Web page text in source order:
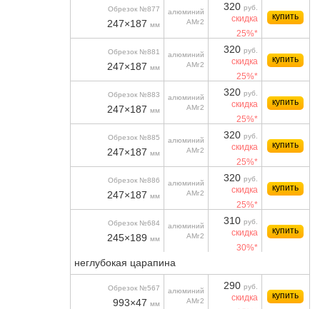
Обрезок №877
247×187 мм
алюминий
АМг2
320 руб.
скидка
25%*
купить
Обрезок №881
247×187 мм
алюминий
АМг2
320 руб.
скидка
25%*
купить
Обрезок №883
247×187 мм
алюминий
АМг2
320 руб.
скидка
25%*
купить
Обрезок №885
247×187 мм
алюминий
АМг2
320 руб.
скидка
25%*
купить
Обрезок №886
247×187 мм
алюминий
АМг2
320 руб.
скидка
25%*
купить
Обрезок №684
245×189 мм
алюминий
АМг2
310 руб.
скидка
30%*
купить
неглубокая царапина
Обрезок №567
993×47 мм
алюминий
АМг2
290 руб.
скидка
купить